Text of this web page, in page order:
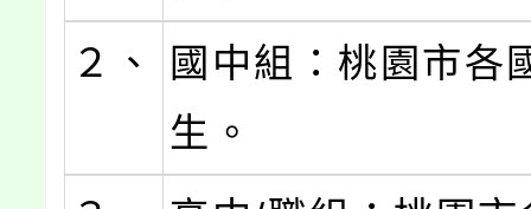
２、
國中組：桃園市各
生。